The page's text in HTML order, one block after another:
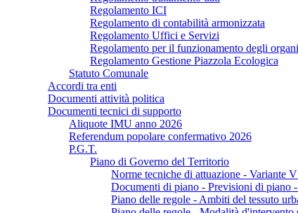
Regolamento ICI
Regolamento di contabilità armonizzata
Regolamento Uffici e Servizi
Regolamento per il funzionamento degli
Regolamento Gestione Piazzola Ecologica
Statuto Comunale
Accordi tra enti
Documenti attività politica
Documenti tecnici di supporto
Aliquote IMU anno 2026
Referendum popolare confermativo 2026
P.G.T.
Piano di Governo del Territorio
Norme tecniche di attuazione - Variante
Documenti di piano - Previsioni di piano
Piano delle regole - Ambiti del tessuto